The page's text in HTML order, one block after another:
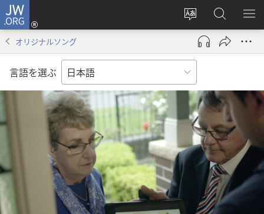
JW.ORG
サ
イ
ト
の
言
語
を
変
え
る
ロ
グ
ン
し
ブ
開
く）
JW.ORG
の
検
メ
を
オリジナルソング
言語を選ぶ